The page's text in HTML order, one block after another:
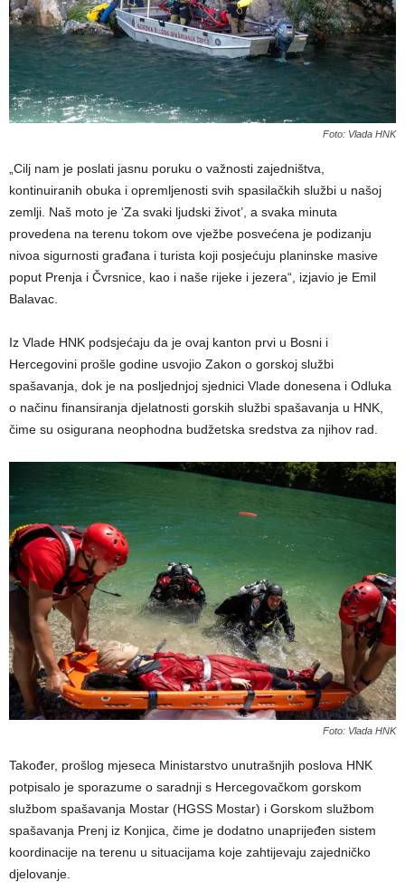
Foto: Vlada HNK
„Cilj nam je poslati jasnu poruku o važnosti zajedništva,
kontinuiranih obuka i opremljenosti svih spasilačkih službi u našoj
zemlji. Naš moto je ‘Za svaki ljudski život’, a svaka minuta
provedena na terenu tokom ove vježbe posvećena je podizanju
nivoa sigurnosti građana i turista koji posjećuju planinske masive
poput Prenja i Čvrsnice, kao i naše rijeke i jezera“, izjavio je Emil
Balavac.
Iz Vlade HNK podsjećaju da je ovaj kanton prvi u Bosni i
Hercegovini prošle godine usvojio Zakon o gorskoj službi
spašavanja, dok je na posljednjoj sjednici Vlade donesena i Odluka
o načinu finansiranja djelatnosti gorskih službi spašavanja u HNK,
čime su osigurana neophodna budžetska sredstva za njihov rad.
Foto: Vlada HNK
Također, prošlog mjeseca Ministarstvo unutrašnjih poslova HNK
potpisalo je sporazume o saradnji s Hercegovačkom gorskom
službom spašavanja Mostar (HGSS Mostar) i Gorskom službom
spašavanja Prenj iz Konjica, čime je dodatno unaprijeđen sistem
koordinacije na terenu u situacijama koje zahtijevaju zajedničko
djelovanje.